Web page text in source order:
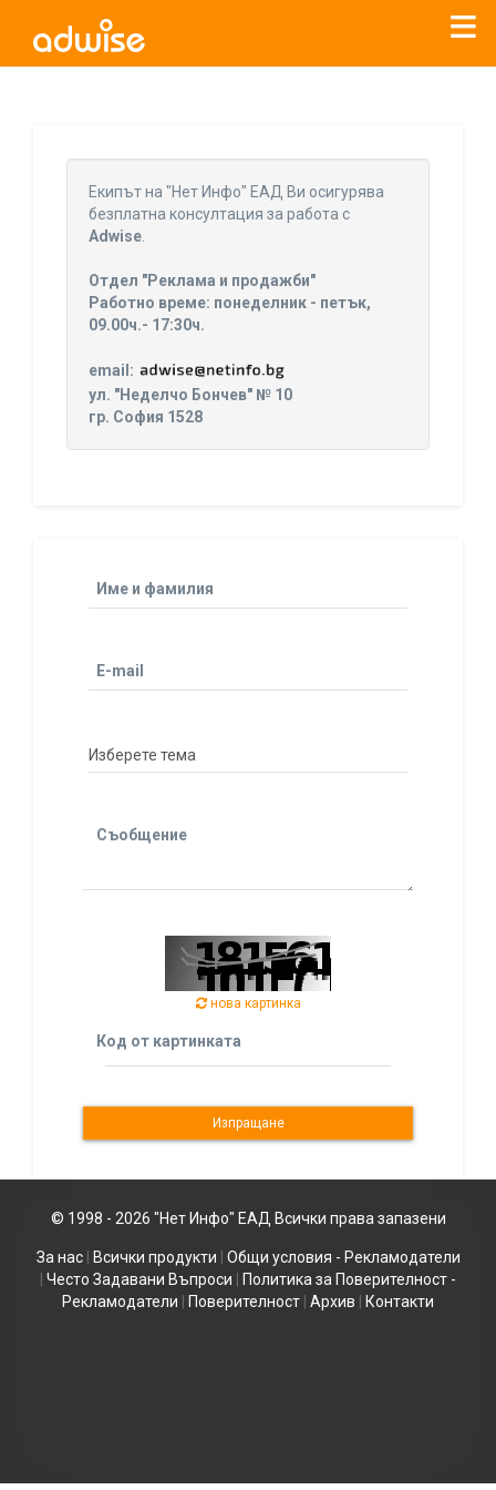
Уважаеми рекламодатели, с настоящото съобщение
бихме искали да Ви уведомим, че „Нет Инфо“ ЕАД (
прекратява услугата Adwiseсчитано от
г
Eкипът на "Нет Инфо" ЕАД Ви осигурява
безплатна консултация за работа с
Adwise.
Отдел "Реклама и продажби"
Работно време: понеделник - петък,
09.00ч.- 17:30ч.
email:
ул. "Неделчо Бончев" № 10
гр. София 1528
Име и фамилия
E-mail
Съобщение
нова картинка
Код от картинката
© 1998 - 2026 "Нет Инфо" ЕАД Всички права запазени
За нас| Всички продукти
Общи условия - Рекламодатели
Често Задавани Въпроси
Политика за Поверителност -
Рекламодатели
Поверителност Архив Контакти